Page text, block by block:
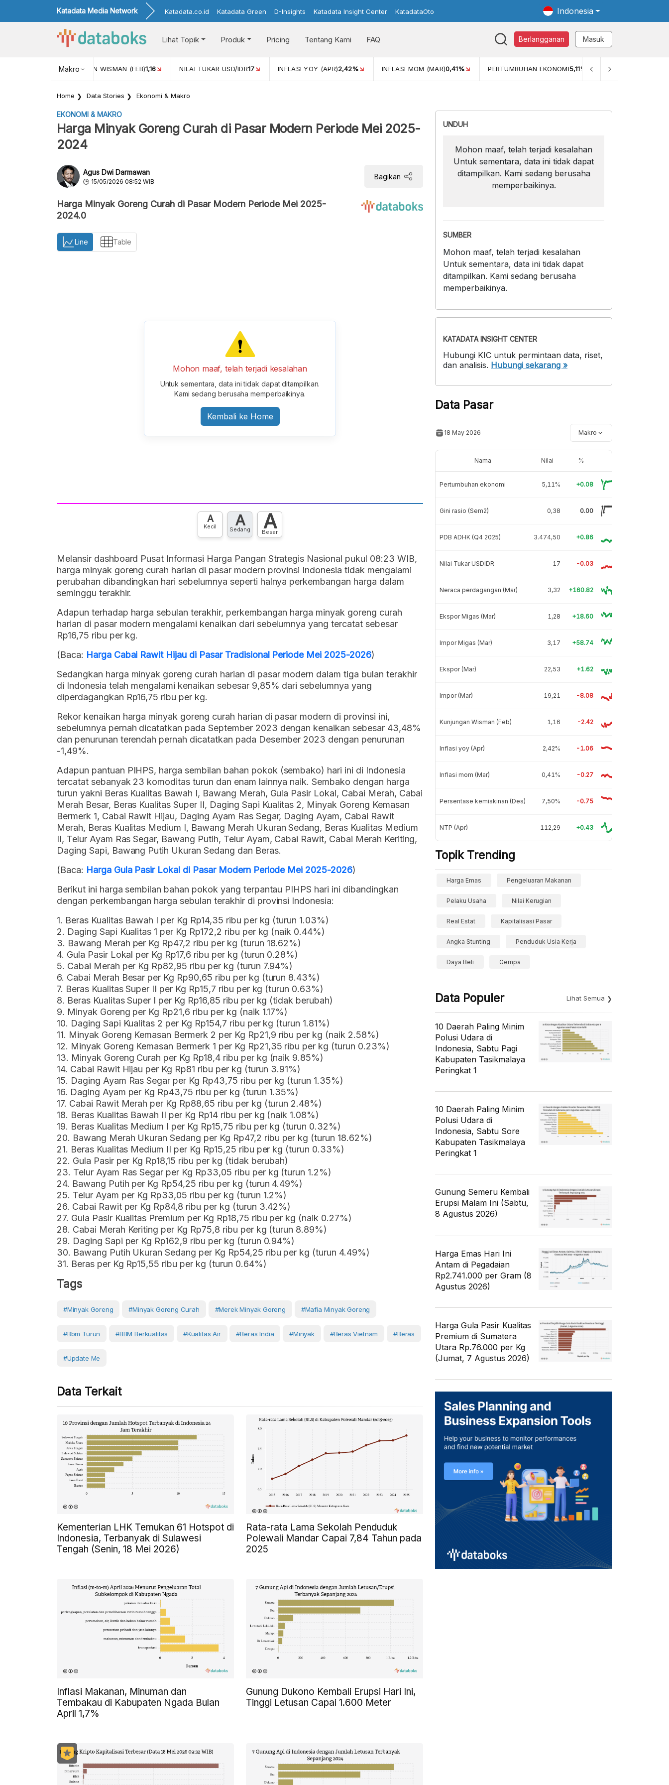
Katadata Media Network Katadata.co.id Katadata Green D-Insights Katadata Insight Center KatadataOto Indonesia
Lihat Topik Produk Pricing Tentang Kami FAQ Berlangganan Masuk
Makro
NILAI TUKAR USD/IDR17 INFLASI YOY (APR)2,42% INFLASI MOM (MAR)0,41% PERTUMBUHAN EKONOMI5,11% PDB ADHK (Q4 2025)3.474,50 GINI RASIO (SEM2)
Home Data Stories Ekonomi & Makro
EKONOMI & MAKRO
Harga Minyak Goreng Curah di Pasar Modern Periode Mei 2025-
2024
Agus Dwi Darmawan
15/05/2026 08:52 WIB
Bagikan
Harga Minyak Goreng Curah di Pasar Modern Periode Mei 2025-
2024.0
Line Table
Mohon maaf, telah terjadi kesalahan
Untuk sementara, data ini tidak dapat ditampilkan.
Kami sedang berusaha memperbaikinya.
Kembali ke Home
A
Kecil A
Sedang A
Besar
Melansir dashboard Pusat Informasi Harga Pangan Strategis Nasional pukul 08:23 WIB,
harga minyak goreng curah harian di pasar modern provinsi Indonesia tidak mengalami
perubahan dibandingkan hari sebelumnya seperti halnya perkembangan harga dalam
seminggu terakhir.
Adapun terhadap harga sebulan terakhir, perkembangan harga minyak goreng curah
harian di pasar modern mengalami kenaikan dari sebelumnya yang tercatat sebesar
Rp16,75 ribu per kg.
(Baca: Harga Cabai Rawit Hijau di Pasar Tradisional Periode Mei 2025-2026)
Sedangkan harga minyak goreng curah harian di pasar modern dalam tiga bulan terakhir
di Indonesia telah mengalami kenaikan sebesar 9,85% dari sebelumnya yang
diperdagangkan Rp16,75 ribu per kg.
Rekor kenaikan harga minyak goreng curah harian di pasar modern di provinsi ini,
sebelumnya pernah dicatatkan pada September 2023 dengan kenaikan sebesar 43,48%
dan penurunan terendah pernah dicatatkan pada Desember 2023 dengan penurunan
-1,49%.
Adapun pantuan PIHPS, harga sembilan bahan pokok (sembako) hari ini di Indonesia
tercatat sebanyak 23 komoditas turun dan enam lainnya naik. Sembako dengan harga
turun yakni Beras Kualitas Bawah I, Bawang Merah, Gula Pasir Lokal, Cabai Merah, Cabai
Merah Besar, Beras Kualitas Super II, Daging Sapi Kualitas 2, Minyak Goreng Kemasan
Bermerk 1, Cabai Rawit Hijau, Daging Ayam Ras Segar, Daging Ayam, Cabai Rawit
Merah, Beras Kualitas Medium I, Bawang Merah Ukuran Sedang, Beras Kualitas Medium
II, Telur Ayam Ras Segar, Bawang Putih, Telur Ayam, Cabai Rawit, Cabai Merah Keriting,
Daging Sapi, Bawang Putih Ukuran Sedang dan Beras.
(Baca: Harga Gula Pasir Lokal di Pasar Modern Periode Mei 2025-2026)
Berikut ini harga sembilan bahan pokok yang terpantau PIHPS hari ini dibandingkan
dengan perkembangan harga sebulan terakhir di provinsi Indonesia:
1. Beras Kualitas Bawah I per Kg Rp14,35 ribu per kg (turun 1.03%)
2. Daging Sapi Kualitas 1 per Kg Rp172,2 ribu per kg (naik 0.44%)
3. Bawang Merah per Kg Rp47,2 ribu per kg (turun 18.62%)
4. Gula Pasir Lokal per Kg Rp17,6 ribu per kg (turun 0.28%)
5. Cabai Merah per Kg Rp82,95 ribu per kg (turun 7.94%)
6. Cabai Merah Besar per Kg Rp90,65 ribu per kg (turun 8.43%)
7. Beras Kualitas Super II per Kg Rp15,7 ribu per kg (turun 0.63%)
8. Beras Kualitas Super I per Kg Rp16,85 ribu per kg (tidak berubah)
9. Minyak Goreng per Kg Rp21,6 ribu per kg (naik 1.17%)
10. Daging Sapi Kualitas 2 per Kg Rp154,7 ribu per kg (turun 1.81%)
11. Minyak Goreng Kemasan Bermerk 2 per Kg Rp21,9 ribu per kg (naik 2.58%)
12. Minyak Goreng Kemasan Bermerk 1 per Kg Rp21,35 ribu per kg (turun 0.23%)
13. Minyak Goreng Curah per Kg Rp18,4 ribu per kg (naik 9.85%)
14. Cabai Rawit Hijau per Kg Rp81 ribu per kg (turun 3.91%)
15. Daging Ayam Ras Segar per Kg Rp43,75 ribu per kg (turun 1.35%)
16. Daging Ayam per Kg Rp43,75 ribu per kg (turun 1.35%)
17. Cabai Rawit Merah per Kg Rp88,65 ribu per kg (turun 2.48%)
18. Beras Kualitas Bawah II per Kg Rp14 ribu per kg (naik 1.08%)
19. Beras Kualitas Medium I per Kg Rp15,75 ribu per kg (turun 0.32%)
20. Bawang Merah Ukuran Sedang per Kg Rp47,2 ribu per kg (turun 18.62%)
21. Beras Kualitas Medium II per Kg Rp15,25 ribu per kg (turun 0.33%)
22. Gula Pasir per Kg Rp18,15 ribu per kg (tidak berubah)
23. Telur Ayam Ras Segar per Kg Rp33,05 ribu per kg (turun 1.2%)
24. Bawang Putih per Kg Rp54,25 ribu per kg (turun 4.49%)
25. Telur Ayam per Kg Rp33,05 ribu per kg (turun 1.2%)
26. Cabai Rawit per Kg Rp84,8 ribu per kg (turun 3.42%)
27. Gula Pasir Kualitas Premium per Kg Rp18,75 ribu per kg (naik 0.27%)
28. Cabai Merah Keriting per Kg Rp75,8 ribu per kg (turun 8.89%)
29. Daging Sapi per Kg Rp162,9 ribu per kg (turun 0.94%)
30. Bawang Putih Ukuran Sedang per Kg Rp54,25 ribu per kg (turun 4.49%)
31. Beras per Kg Rp15,55 ribu per kg (turun 0.64%)
Tags
#Minyak Goreng #minyak Goreng Curah #merek Minyak Goreng #mafia Minyak Goreng
#bbm Turun #BBM Berkualitas #kualitas Air #beras India #Minyak #beras Vietnam #Beras
#Update Me
Data Terkait
Kementerian LHK Temukan 61 Hotspot di
Indonesia, Terbanyak di Sulawesi
Tengah (Senin, 18 Mei 2026)
Rata-rata Lama Sekolah Penduduk
Polewali Mandar Capai 7,84 Tahun pada
2025
Inflasi Makanan, Minuman dan
Tembakau di Kabupaten Ngada Bulan
April 1,7%
Gunung Dukono Kembali Erupsi Hari Ini,
Tinggi Letusan Capai 1.600 Meter
UNDUH
Mohon maaf, telah terjadi kesalahan
Untuk sementara, data ini tidak dapat
ditampilkan. Kami sedang berusaha
memperbaikinya.
SUMBER
Mohon maaf, telah terjadi kesalahan
Untuk sementara, data ini tidak dapat
ditampilkan. Kami sedang berusaha
memperbaikinya.
KATADATA INSIGHT CENTER
Hubungi KIC untuk permintaan data, riset,
dan analisis. Hubungi sekarang »
Data Pasar
18 May 2026 Makro
Nama Nilai %
Pertumbuhan ekonomi 5,11% +0.08
Gini rasio (Sem2) 0,38 0.00
PDB ADHK (Q4 2025) 3.474,50 +0.86
Nilai Tukar USDIDR 17 -0.03
Neraca perdagangan (Mar) 3,32 +160.82
Ekspor Migas (Mar) 1,28 +18.60
Impor Migas (Mar) 3,17 +58.74
Ekspor (Mar) 22,53 +1.62
Impor (Mar) 19,21 -8.08
Kunjungan Wisman (Feb) 1,16 -2.42
Inflasi yoy (Apr) 2,42% -1.06
Inflasi mom (Mar) 0,41% -0.27
Persentase kemiskinan (Des) 7,50% -0.75
NTP (Apr) 112,29 +0.43
Topik Trending
Harga Emas Pengeluaran Makanan
Pelaku Usaha Nilai Kerugian
Real Estat Kapitalisasi Pasar
Angka Stunting Penduduk Usia Kerja
Daya Beli Gempa
Data Populer Lihat Semua
10 Daerah Paling Minim
Polusi Udara di
Indonesia, Sabtu Pagi
Kabupaten Tasikmalaya
Peringkat 1
10 Daerah Paling Minim
Polusi Udara di
Indonesia, Sabtu Sore
Kabupaten Tasikmalaya
Peringkat 1
Gunung Semeru Kembali
Erupsi Malam Ini (Sabtu,
8 Agustus 2026)
Harga Emas Hari Ini
Antam di Pegadaian
Rp2.741.000 per Gram (8
Agustus 2026)
Harga Gula Pasir Kualitas
Premium di Sumatera
Utara Rp.76.000 per Kg
(Jumat, 7 Agustus 2026)